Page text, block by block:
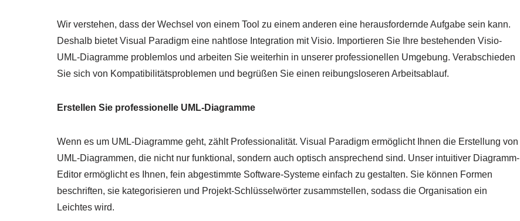
Wir verstehen, dass der Wechsel von einem Tool zu einem anderen eine herausfordernde Aufgabe sein kann.
Deshalb bietet Visual Paradigm eine nahtlose Integration mit Visio. Importieren Sie Ihre bestehenden Visio-
UML-Diagramme problemlos und arbeiten Sie weiterhin in unserer professionellen Umgebung. Verabschieden
Sie sich von Kompatibilitätsproblemen und begrüßen Sie einen reibungsloseren Arbeitsablauf.
Erstellen Sie professionelle UML-Diagramme
Wenn es um UML-Diagramme geht, zählt Professionalität. Visual Paradigm ermöglicht Ihnen die Erstellung von
UML-Diagrammen, die nicht nur funktional, sondern auch optisch ansprechend sind. Unser intuitiver Diagramm-
Editor ermöglicht es Ihnen, fein abgestimmte Software-Systeme einfach zu gestalten. Sie können Formen
beschriften, sie kategorisieren und Projekt-Schlüsselwörter zusammstellen, sodass die Organisation ein
Leichtes wird.